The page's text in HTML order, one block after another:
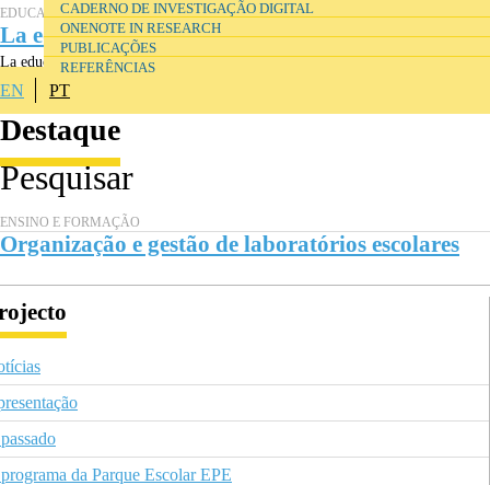
CADERNO DE INVESTIGAÇÃO DIGITAL
ONENOTE IN RESEARCH
PUBLICAÇÕES
REFERÊNCIAS
EN PT
EDUCAÇÃO
La educación en la Encrucijada
La educación en la encrucijada, de Mariano Fernández Enguita, constituye un
ambicioso y documentado análisis de los retos que el mundo...
Destaque
ENSINO E FORMAÇÃO
Organização e gestão de laboratórios escolares
da Parque Escolar EPE